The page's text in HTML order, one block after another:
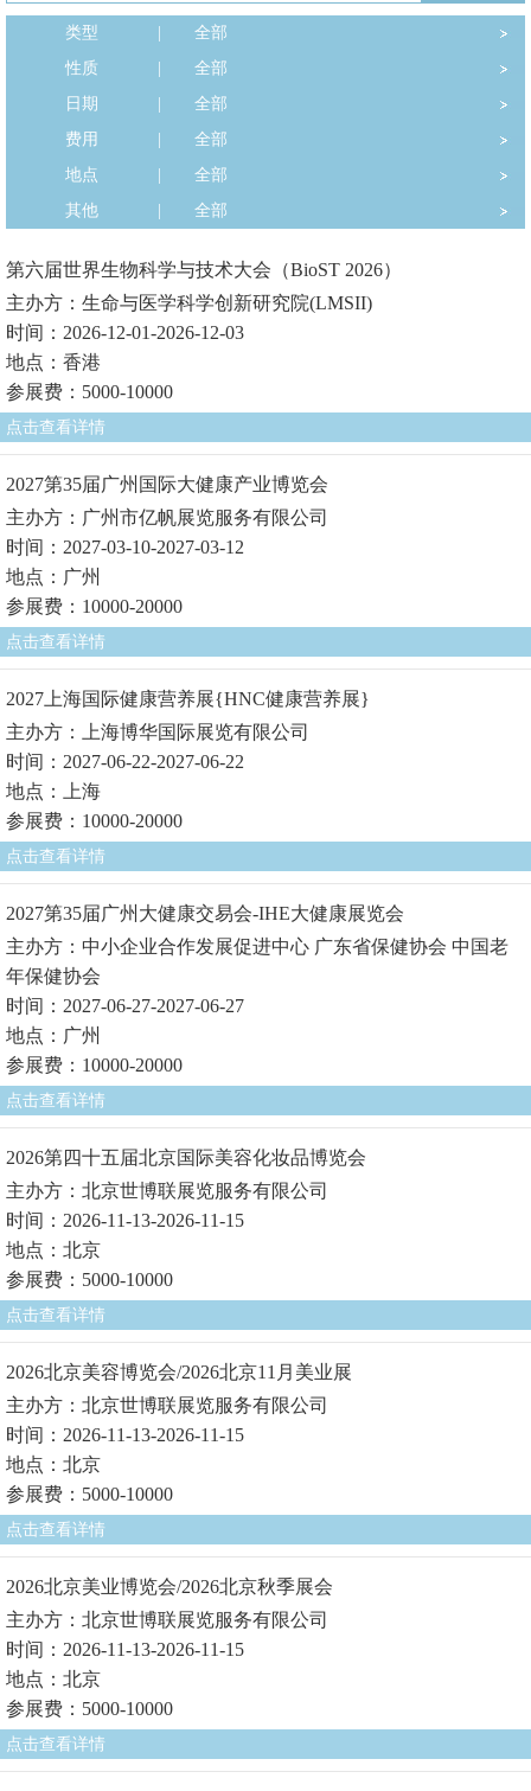
类型
全部
性质
全部
日期
全部
费用
全部
地点
全部
其他
全部
第六届世界生物科学与技术大会（BioST 2026）
主办方：生命与医学科学创新研究院(LMSII)
时间：2026-12-01-2026-12-03
地点：香港
参展费：5000-10000
点击查看详情
2027第35届广州国际大健康产业博览会
主办方：广州市亿帆展览服务有限公司
时间：2027-03-10-2027-03-12
地点：广州
参展费：10000-20000
点击查看详情
2027上海国际健康营养展{HNC健康营养展}
主办方：上海博华国际展览有限公司
时间：2027-06-22-2027-06-22
地点：上海
参展费：10000-20000
点击查看详情
2027第35届广州大健康交易会-IHE大健康展览会
主办方：中小企业合作发展促进中心 广东省保健协会 中国老
年保健协会
时间：2027-06-27-2027-06-27
地点：广州
参展费：10000-20000
点击查看详情
2026第四十五届北京国际美容化妆品博览会
主办方：北京世博联展览服务有限公司
时间：2026-11-13-2026-11-15
地点：北京
参展费：5000-10000
点击查看详情
2026北京美容博览会/2026北京11月美业展
主办方：北京世博联展览服务有限公司
时间：2026-11-13-2026-11-15
地点：北京
参展费：5000-10000
点击查看详情
2026北京美业博览会/2026北京秋季展会
主办方：北京世博联展览服务有限公司
时间：2026-11-13-2026-11-15
地点：北京
参展费：5000-10000
点击查看详情